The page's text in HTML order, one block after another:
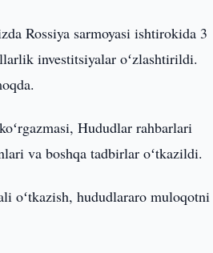
Rossiya sarmoyasi ishtirokida 3
investitsiyalar oʻzlashtirildi.
Hududlar rahbarlari
va boshqa tadbirlar oʻtkazildi.
oʻtkazish, hududlararo muloqotni